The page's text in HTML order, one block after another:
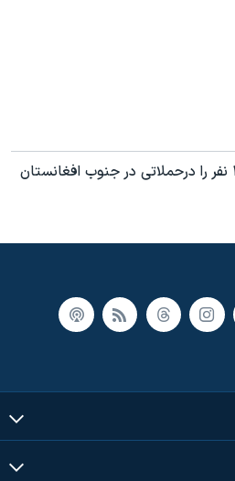
ایران
«سی‌پک»
شورشیان مظنون طالبان ۱۳ نفر را درحملاتی در جنوب افغانستان